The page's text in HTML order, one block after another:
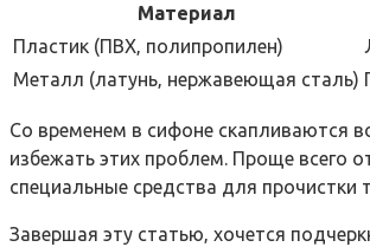
Материал
Пластик (ПВХ‚ полипропилен)
Металл (латунь‚ нержавеющая сталь)
Со временем в сифоне скапливаются
избежать этих проблем. Проще всего
специальные средства для прочистки
Завершая эту статью‚ хочется